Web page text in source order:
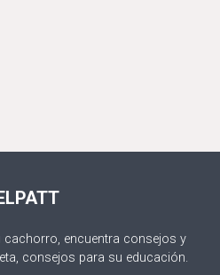
cachorro, encuentra consejos y
consejos para su educación.